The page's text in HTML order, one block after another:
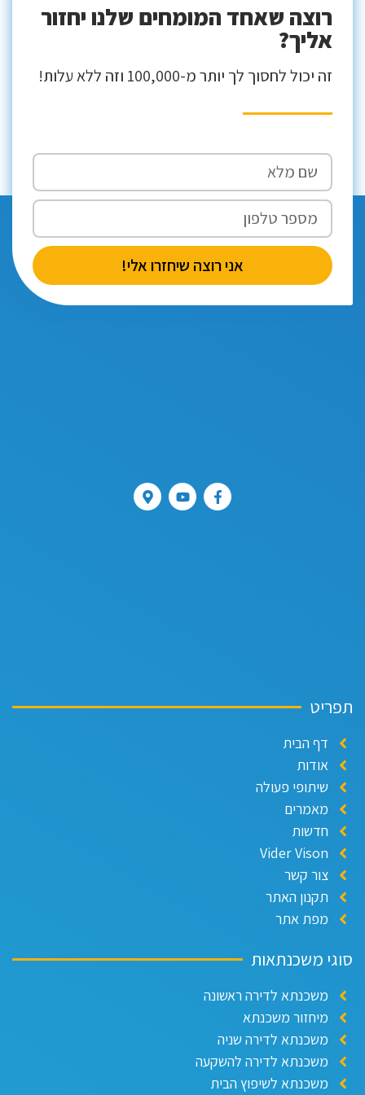
רוצה שאחד המומחים שלנו יחזור
אליך?
זה יכול לחסוך לך יותר מ-100,000 וזה ללא עלות!
אני רוצה שיחזרו אלי!
דף הבית
אודות
שיתופי פעולה
מאמרים
חדשות
Vider Vison
צור קשר
תקנון האתר
מפת אתר
משכנתאות
משכנתא לדירה ראשונה
מיחזור משכנתא
משכנתא לדירה שניה
משכנתא לדירה להשקעה
משכנתא לשיפוץ הבית